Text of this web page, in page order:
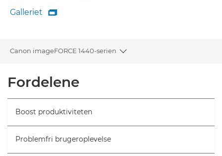
Galleriet
Galleriet

Canon imageFORCE 1440-serien
Toggle breadcrumbs
Specifikationer
Fordelene
Boost produktiviteten
Problemfri brugeroplevelse